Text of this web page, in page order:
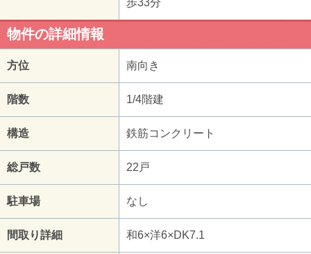
歩33分
物件の詳細情報
方位 南向き
階数 1/4階建
構造 鉄筋コンクリート
総戸数 22戸
駐車場 なし
間取り詳細 和6×洋6×DK7.1